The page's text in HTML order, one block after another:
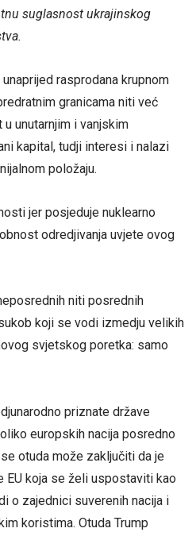
suglasnost ukrajinskog
rasprodana krupnom
granicama niti već
unutarnjim i vanjskim
kapital, tudji interesi i nalazi
položaju.
jer posjeduje nuklearno
odredjivanja uvjete ovog
niti posrednih
koji se vodi izmedju velikih
svjetskog poretka: samo
priznate države
europskih nacija posredno
otuda može zaključiti da je
EU koja se želi uspostaviti kao
o zajednici suverenih nacija i
koristima. Otuda Trump